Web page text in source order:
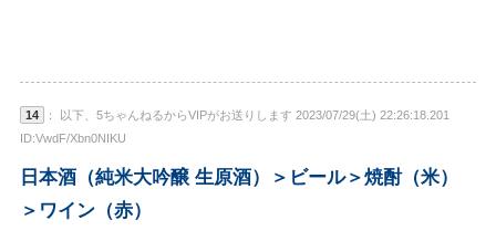
14
： 以下、5ちゃんねるからVIPがお送りします 2023/07/29(土) 22:26:18.201
ID:VwdF/Xbn0NIKU
日本酒（純米大吟醸 生原酒）＞ビール＞焼酎（米）
＞ワイン（赤）